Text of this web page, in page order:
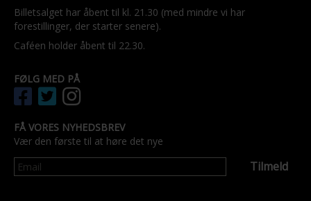
Billetsalget har åbent til kl. 21.30 (med mindre vi har
forestillinger, der starter senere).
Caféen holder åbent til 22.30.
FØLG MED PÅ
FÅ VORES NYHEDSBREV
Vær den første til at høre det nye
Tilmeld